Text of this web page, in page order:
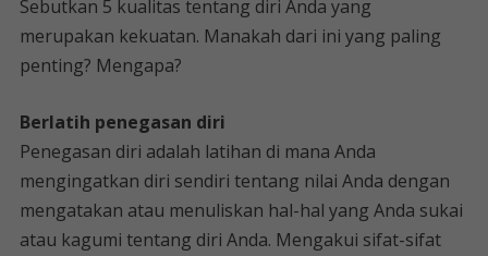
Sebutkan 5 kualitas tentang diri Anda yang
merupakan kekuatan. Manakah dari ini yang paling
penting? Mengapa?
Berlatih penegasan diri
Penegasan diri adalah latihan di mana Anda
mengingatkan diri sendiri tentang nilai Anda dengan
mengatakan atau menuliskan hal-hal yang Anda sukai
atau kagumi tentang diri Anda. Mengakui sifat-sifat